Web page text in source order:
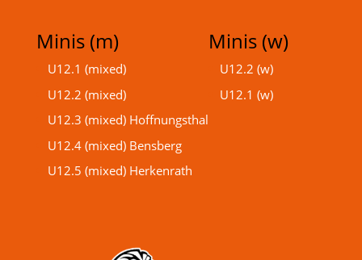
Minis (m)
U12.1 (mixed)
U12.2 (mixed)
U12.3 (mixed) Hoffnungsthal
U12.4 (mixed) Bensberg
U12.5 (mixed) Herkenrath
Minis (w)
U12.2 (w)
U12.1 (w)